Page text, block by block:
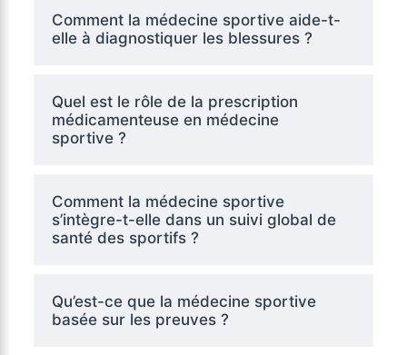
Comment la médecine sportive aide-t-
elle à diagnostiquer les blessures ?
Quel est le rôle de la prescription
médicamenteuse en médecine
sportive ?
Comment la médecine sportive
s’intègre-t-elle dans un suivi global de
santé des sportifs ?
Qu’est-ce que la médecine sportive
basée sur les preuves ?